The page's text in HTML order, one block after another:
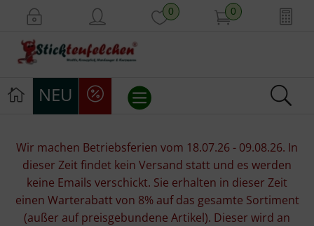
0 0
NEU
Stickpackungen
Stickgarne
Wir machen Betriebsferien vom 18.07.26 - 09.08.26. In
dieser Zeit findet kein Versand statt und es werden
keine Emails verschickt. Sie erhalten in dieser Zeit
einen Warterabatt von 8% auf das gesamte Sortiment
(außer auf preisgebundene Artikel). Dieser wird an